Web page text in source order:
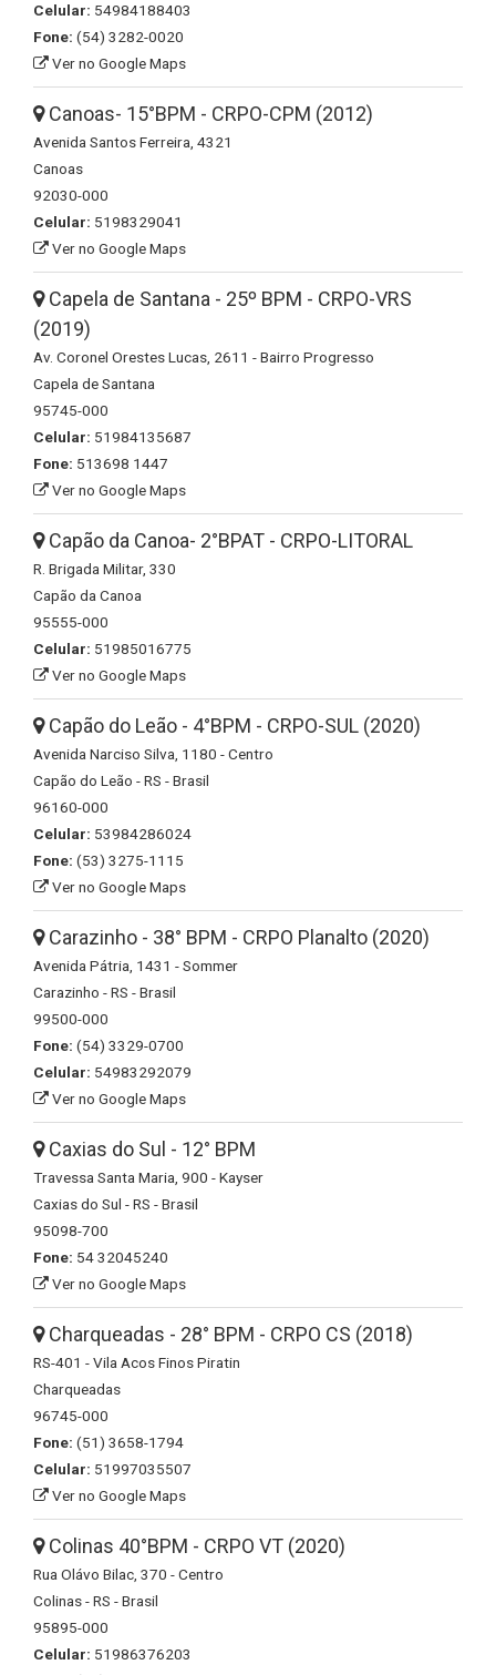
Celular: 54984188403
Fone: (54) 3282-0020
Ver no Google Maps
Canoas- 15°BPM - CRPO-CPM (2012)
Avenida Santos Ferreira, 4321
Canoas
92030-000
Celular: 5198329041
Ver no Google Maps
Capela de Santana - 25º BPM - CRPO-VRS
(2019)
Av. Coronel Orestes Lucas, 2611 - Bairro Progresso
Capela de Santana
95745-000
Celular: 51984135687
Fone: 513698 1447
Ver no Google Maps
Capão da Canoa- 2°BPAT - CRPO-LITORAL
R. Brigada Militar, 330
Capão da Canoa
95555-000
Celular: 51985016775
Ver no Google Maps
Capão do Leão - 4°BPM - CRPO-SUL (2020)
Avenida Narciso Silva, 1180 - Centro
Capão do Leão - RS - Brasil
96160-000
Celular: 53984286024
Fone: (53) 3275-1115
Ver no Google Maps
Carazinho - 38° BPM - CRPO Planalto (2020)
Avenida Pátria, 1431 - Sommer
Carazinho - RS - Brasil
99500-000
Fone: (54) 3329-0700
Celular: 54983292079
Ver no Google Maps
Caxias do Sul - 12° BPM
Travessa Santa Maria, 900 - Kayser
Caxias do Sul - RS - Brasil
95098-700
Fone: 54 32045240
Ver no Google Maps
Charqueadas - 28° BPM - CRPO CS (2018)
RS-401 - Vila Acos Finos Piratin
Charqueadas
96745-000
Fone: (51) 3658-1794
Celular: 51997035507
Ver no Google Maps
Colinas 40°BPM - CRPO VT (2020)
Rua Olávo Bilac, 370 - Centro
Colinas - RS - Brasil
95895-000
Celular: 51986376203